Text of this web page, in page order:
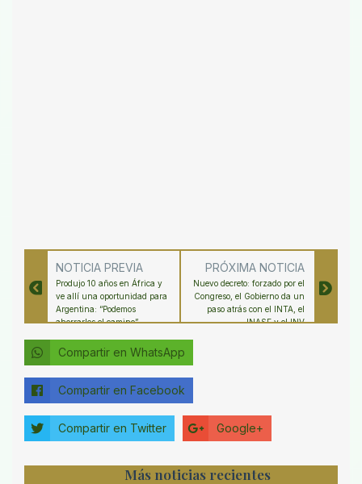
NOTICIA PREVIA
Produjo 10 años en África y
ve allí una oportunidad para
Argentina: “Podemos
ahorrarles el camino”
PRÓXIMA NOTICIA
Nuevo decreto: forzado por el
Congreso, el Gobierno da un
paso atrás con el INTA, el
INASE y el INV
Compartir en WhatsApp
Compartir en Facebook
Compartir en Twitter Google+
Más noticias recientes